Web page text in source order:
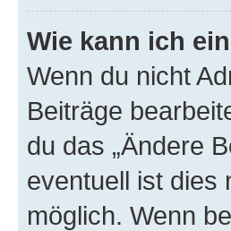
Wie kann ich
Wenn du nicht
Beiträge
du das „Ändere
eventuell ist dies
möglich. Wenn